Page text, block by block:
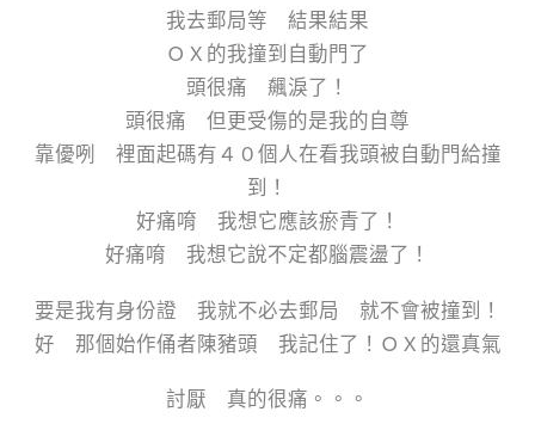
我去郵局等 結果結果
ＯＸ的我撞到自動門了
頭很痛 飆淚了！
頭很痛 但更受傷的是我的自尊
靠優咧 裡面起碼有４０個人在看我頭被自動門給撞
到！
好痛唷 我想它應該瘀青了！
好痛唷 我想它說不定都腦震盪了！
要是我有身份證 我就不必去郵局 就不會被撞到！
好 那個始作俑者陳豬頭 我記住了！ＯＸ的還真氣
討厭 真的很痛。。。